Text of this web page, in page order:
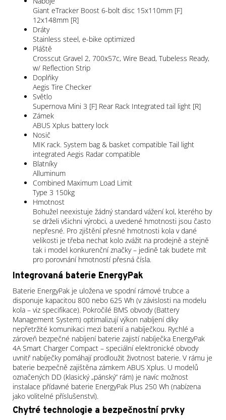
Giant eTracker Boost 6-bolt disc 15x110mm [F]
12x148mm [R]
Dráty
Stainless steel, e-bike optimized
Pláště
Crosscut Gravel 2, 700x57c, Wire Bead, Tubeless Ready,
w/ Reflection Strip
Doplňky
Aegis Tire Checker
Světlo
Supernova Mini 3 [F] Rear Rack Integrated tail light [R]
Zámek
ABUS Xplus battery lock
Nosič
MIK rack. System bag & basket compatible Tail light
integrated Aegis Radar compatible
Blatníky
Alluminum
Combined Maximum Load Limit
Type 3 150kg
Hmotnost
Bohužel neexistuje žádný standard vážení kol, kterého by
se drželi všichni výrobci, a uvedené hmotnosti jsou často
nepřesné. Pro zjištění přesné hmotnosti kola v dané
velikosti je třeba nechat kolo zvážit na prodejně a stejně
tak i model konkurenční značky – jedině tak budete mít
pro porovnání hmotností přesná čísla.
Integrovaná baterie EnergyPak
Baterie EnergyPak je uložena ve spodní rámové trubce a
disponuje kapacitou 800 nebo 625 Wh (v závislosti na modelu
kola – viz specifikace). Pokročilé BMS obvody (Battery
Management System) optimalizují výkon nabíjení díky
nepřetržité komunikaci mezi baterií a nabíječkou. Rychlé a
zároveň bezpečné nabíjení baterie zajistí nabíječka EnergyPak
4A Smart Charger Compact – speciální elektronické obvody
uvnitř nabíječky pomáhají prodloužit životnost baterie. V rámu je
baterie bezpečně zajištěna zámkem ABUS Xplus. U modelů
označených DD (klasický „pánský“ rám) je navíc možnost
instalace přídavné baterie EnergyPak Plus 250 Wh (nabízena
jako volitelné příslušenství).
Chytré technologie a bezpečnostní prvky